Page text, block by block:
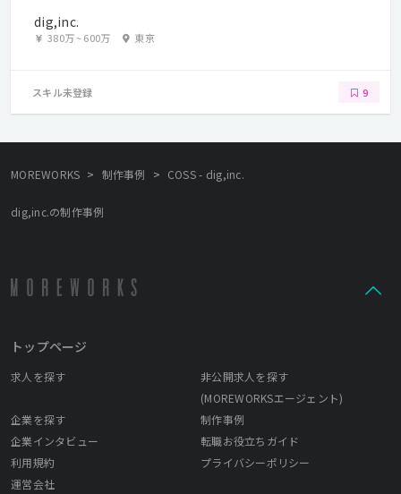
dig,inc.
380万~600万 東京
スキル未登録 9
MOREWORKS > 制作事例 > COSS - dig,inc.
dig,inc.の制作事例
トップページ
求人を探す
非公開求人を探す
(MOREWORKSエージェント)
企業を探す
制作事例
企業インタビュー
転職お役立ちガイド
利用規約
プライバシーポリシー
運営会社